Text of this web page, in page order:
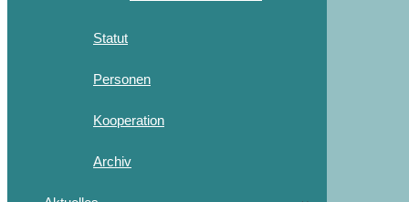
Statut
Personen
Kooperation
Archiv